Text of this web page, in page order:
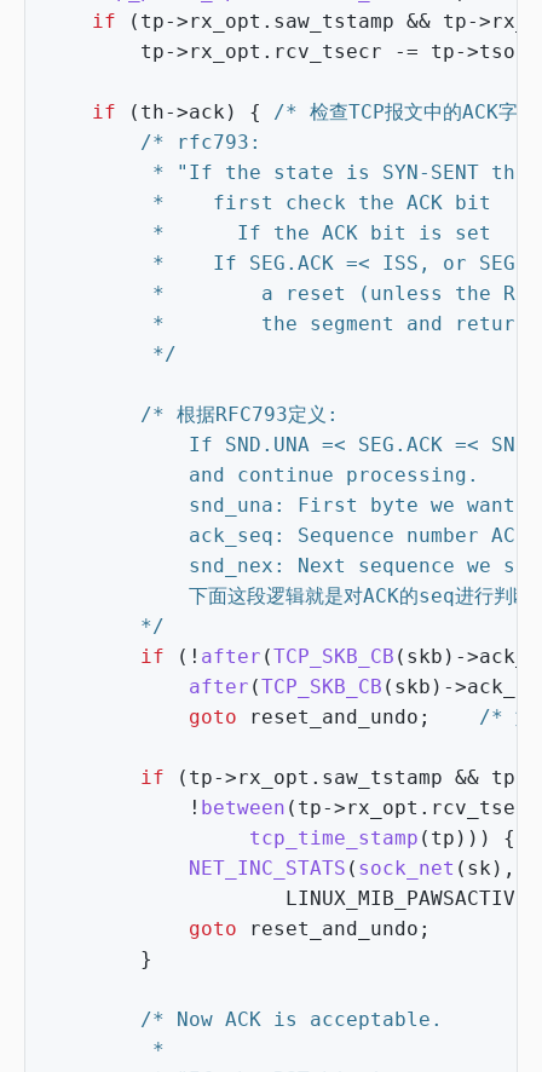
if
( tp->rx_opt . saw_tstamp && tp->
tp->rx_opt . rcv_tsecr -= tp->
if ( th->ack ) {
/* 检查TCP报文中的ACK字
		 */
  		*/
if
( ! after (TCP_SKB_CB ( skb ) ->
after (TCP_SKB_CB ( skb ) ->
goto
reset_and_undo ; /* 如
if ( tp->rx_opt . saw_tstamp && tp
! between ( tp->rx_opt . rcv_tsecr
tcp_time_stamp ( tp )))
{
NET_INC_STATS ( sock_net ( sk ),
goto
reset_and_undo ;
}